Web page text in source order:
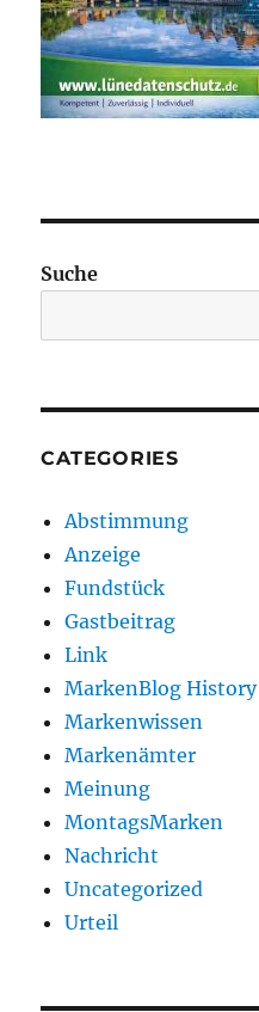
Suche
CATEGORIES
Abstimmung
Anzeige
Fundstück
Gastbeitrag
Link
MarkenBlog History
Markenwissen
Markenämter
Meinung
MontagsMarken
Nachricht
Uncategorized
Urteil